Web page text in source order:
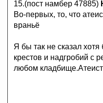
15.(пост намбер 47885)
Во-первых, то, что
враньё
Я бы так не сказал
крестов и надгробий с
любом